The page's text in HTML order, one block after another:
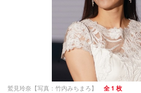
鷲見玲奈【写真：竹内みちまろ】 全 1 枚